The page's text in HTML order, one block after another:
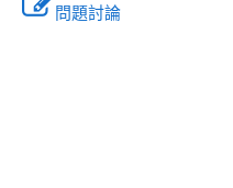
問題討論